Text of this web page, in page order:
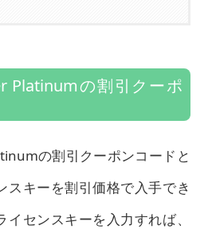
Platinumの割引クーポ
の割引クーポンコードと
スキーを割引価格で入手でき
センスキーを入力すれば、